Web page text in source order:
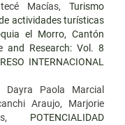
Macías, Turismo
actividades turísticas
el Morro, Cantón
and Research: Vol. 8
INTERNACIONAL
Dayra Paola Marcial
Araujo, Marjorie
POTENCIALIDAD